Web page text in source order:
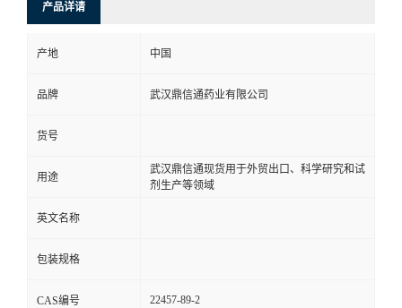
产品详请
产地 中国
品牌 武汉鼎信通药业有限公司
货号
用途
武汉鼎信通现货用于外贸出口、科学研究和试
剂生产等领域
英文名称
包装规格
CAS编号 22457-89-2